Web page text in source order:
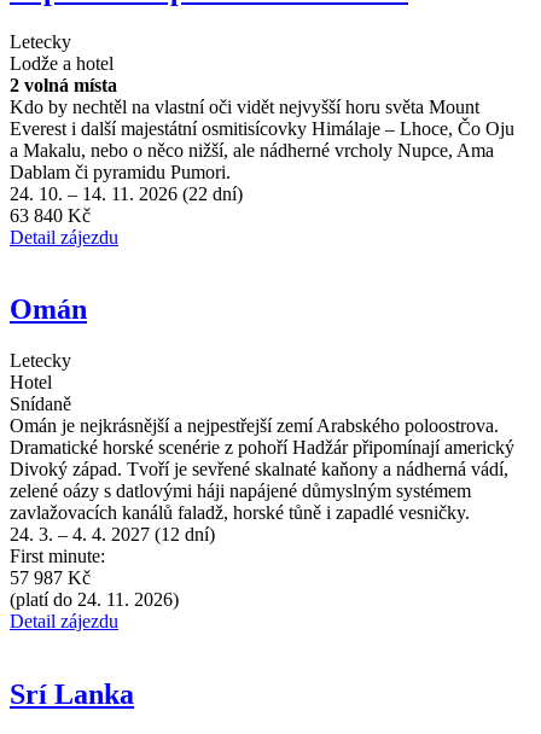
Letecky
Lodže a hotel
2 volná místa
Kdo by nechtěl na vlastní oči vidět nejvyšší horu světa Mount
Everest i další majestátní osmitisícovky Himálaje – Lhoce, Čo Oju
a Makalu, nebo o něco nižší, ale nádherné vrcholy Nupce, Ama
Dablam či pyramidu Pumori.
24. 10. – 14. 11. 2026 (22 dní)
63 840 Kč
Detail zájezdu
Omán
Letecky
Hotel
Snídaně
Omán je nejkrásnější a nejpestřejší zemí Arabského poloostrova.
Dramatické horské scenérie z pohoří Hadžár připomínají americký
Divoký západ. Tvoří je sevřené skalnaté kaňony a nádherná vádí,
zelené oázy s datlovými háji napájené důmyslným systémem
zavlažovacích kanálů faladž, horské tůně i zapadlé vesničky.
24. 3. – 4. 4. 2027 (12 dní)
First minute:
57 987 Kč
(platí do 24. 11. 2026)
Detail zájezdu
Srí Lanka